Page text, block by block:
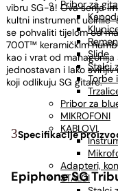
Pribor za
Slide
Stalci
Torbe
Pribor za
MIKROFONI
KABLOVI
Adapteri,
STALCI
vibru SG-a! Ova serija
kultni instrument učinile
se pohvaliti tijelom od
700T™ keramičkim
kao i vrat od
jednostavan i lako
koji odlikuju SG gitare.
Specifikacije
Epiphone SG